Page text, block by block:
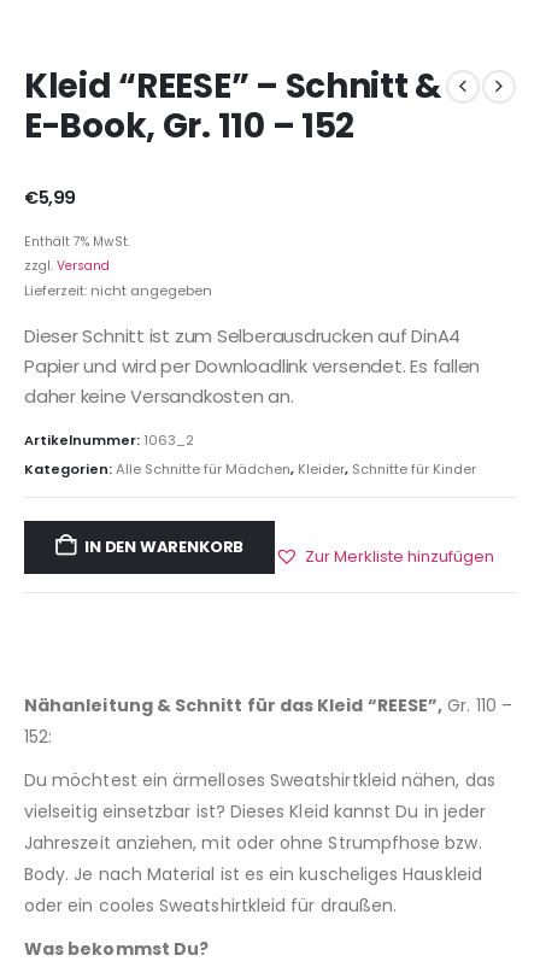
Kleid “REESE” – Schnitt &
E-Book, Gr. 110 – 152
€5,99
Enthält 7% MwSt.
zzgl. Versand
Lieferzeit: nicht angegeben
Dieser Schnitt ist zum Selberausdrucken auf DinA4
Papier und wird per Downloadlink versendet. Es fallen
daher keine Versandkosten an.
Artikelnummer: 1063_2
Kategorien:Alle Schnitte für Mädchen, Kleider, Schnitte für Kinder
IN DEN WARENKORB Zur Merkliste hinzufügen
Nähanleitung & Schnitt für das Kleid “REESE”, Gr. 110 –
152:
Du möchtest ein ärmelloses Sweatshirtkleid nähen, das
vielseitig einsetzbar ist? Dieses Kleid kannst Du in jeder
Jahreszeit anziehen, mit oder ohne Strumpfhose bzw.
Body. Je nach Material ist es ein kuscheliges Hauskleid
oder ein cooles Sweatshirtkleid für draußen.
Was bekommst Du?